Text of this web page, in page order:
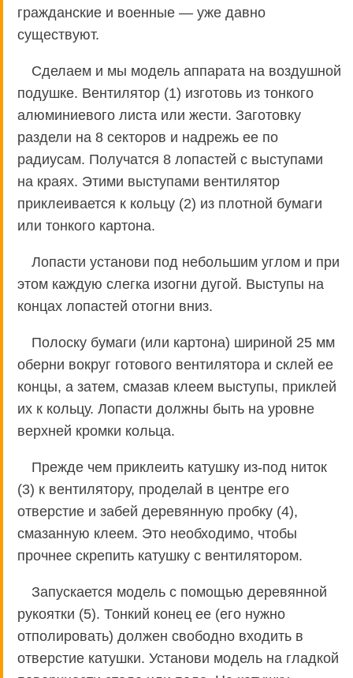
гражданские и военные — уже давно
существуют.
Сделаем и мы модель аппарата на воздушной
подушке. Вентилятор (1) изготовь из тонкого
алюминиевого листа или жести. Заготовку
раздели на 8 секторов и надрежь ее по
радиусам. Получатся 8 лопастей с выступами
на краях. Этими выступами вентилятор
приклеивается к кольцу (2) из плотной бумаги
или тонкого картона.
Лопасти установи под небольшим углом и при
этом каждую слегка изогни дугой. Выступы на
концах лопастей отогни вниз.
Полоску бумаги (или картона) шириной 25 мм
оберни вокруг готового вентилятора и склей ее
концы, а затем, смазав клеем выступы, приклей
их к кольцу. Лопасти должны быть на уровне
верхней кромки кольца.
Прежде чем приклеить катушку из-под ниток
(3) к вентилятору, проделай в центре его
отверстие и забей деревянную пробку (4),
смазанную клеем. Это необходимо, чтобы
прочнее скрепить катушку с вентилятором.
Запускается модель с помощью деревянной
рукоятки (5). Тонкий конец ее (его нужно
отполировать) должен свободно входить в
отверстие катушки. Установи модель на гладкой